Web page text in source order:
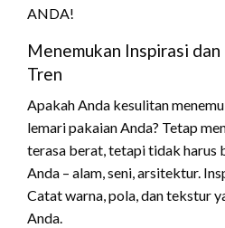
ANDA!
Menemukan Inspirasi
Tren
Apakah Anda kesulitan
lemari pakaian Anda? Tetap
terasa berat, tetapi tidak harus
Anda – alam, seni, arsitektur.
Catat warna, pola, dan tekstur
Anda.